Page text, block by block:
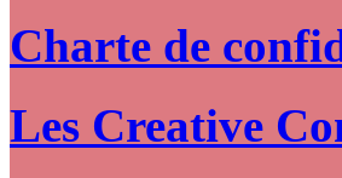
Charte de
Les Creative